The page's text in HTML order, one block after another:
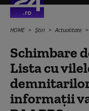
HOME Știri Actualitate
Schimbare
Lista cu
demnitarilor
informații